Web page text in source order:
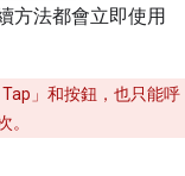
方法都會立即使用
」和按鈕，也只能呼
。